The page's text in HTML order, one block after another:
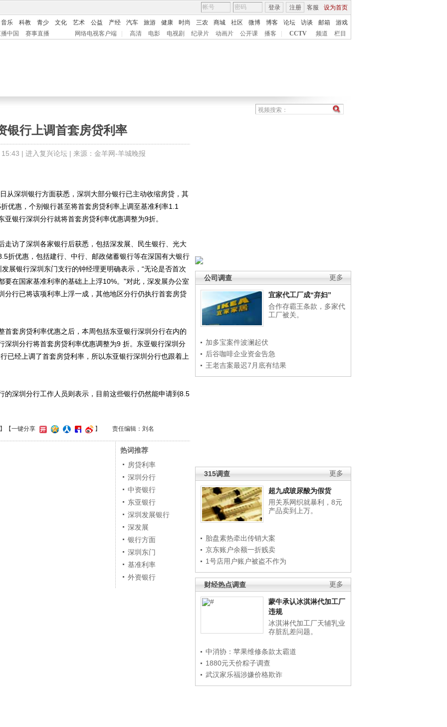
客服 设为首页
登录 注册
音乐 科教 青少 文化 艺术 公益 产经 汽车 旅游 健康 时尚 三农 商城 社区 微博 博客 论坛 访谈 邮箱
游戏
中国
赛事直播 网络电视客户端 高清 电影 电视剧 纪录片 动画片 公开课 播客 CCTV 频道 栏目
银行上调首套房贷利率
| 进入复兴论坛 | 来源：金羊网-羊城晚报
更多
公司调查
宜家代工厂成“弃妇”
合作存霸王条款，多家代
工厂被关。
加多宝案件波澜起伏
后谷咖啡企业资金告急
王老吉案最迟7月底有结果
更多
315调查
超九成玻尿酸为假货
用关系网织就暴利，8元
产品卖到上万。
胎盘素热牵出传销大案
京东账户余额一折贱卖
1号店用户账户被盗不作为
更多
财经热点调查
蒙牛承认冰淇淋代加工厂
违规
冰淇淋代加工厂天辅乳业
存脏乱差问题。
中消协：苹果维修条款太霸道
1880元天价粽子调查
武汉家乐福涉嫌价格欺诈
深圳银行方面获悉，深圳大部分银行已主动收缩房贷，其
优惠，个别银行甚至将首套房贷利率上调至基准利率1.1
银行深圳分行就将首套房贷利率优惠调整为9折。
了深圳各家银行后获悉，包括深发展、民生银行、光大
折优惠，包括建行、中行、邮政储蓄银行等在深国有大银行
展银行深圳东门支行的钟经理更明确表示，“无论是否首次
在国家基准利率的基础上上浮10%。”对此，深发展办公室
分行已将该项利率上浮一成，其他地区分行仍执行首套房贷
房贷利率优惠之后，本周包括东亚银行深圳分行在内的
深圳分行将首套房贷利率优惠调整为9 折。东亚银行深圳分
已经上调了首套房贷利率，所以东亚银行深圳分行也跟着上
圳分行工作人员则表示，目前这些银行仍然能申请到8.5
】 【一键分享 】 责任编辑：刘名
热词推荐
房贷利率
深圳分行
中资银行
东亚银行
深圳发展银行
深发展
银行方面
深圳东门
基准利率
外资银行